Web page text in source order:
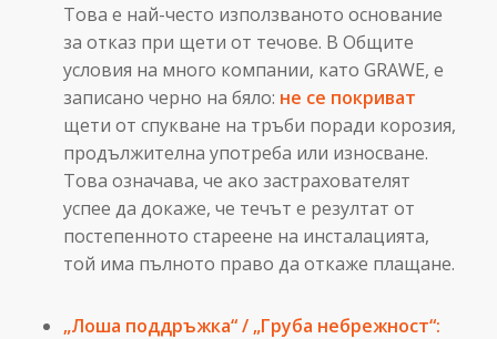
Това е най-често използваното основание
за отказ при щети от течове. В Общите
условия на много компании, като GRAWE, е
записано черно на бяло: не се покриват
щети от спукване на тръби поради корозия,
продължителна употреба или износване.
Това означава, че ако застрахователят
успее да докаже, че течът е резултат от
постепенното стареене на инсталацията,
той има пълното право да откаже плащане.
„Лоша поддръжка“ / „Груба небрежност“: